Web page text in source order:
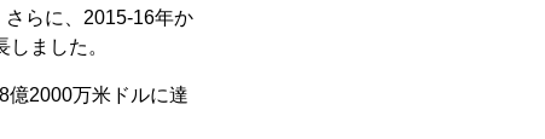
らに、2015-16年か
ました。
億2000万米ドルに達